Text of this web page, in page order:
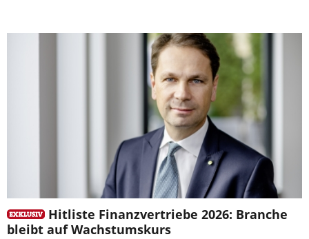
Hitliste Finanzvertriebe 2026: Branche
bleibt auf Wachstumskurs